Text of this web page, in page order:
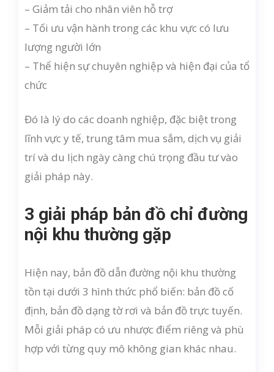
– Giảm tải cho nhân viên hỗ trợ
– Tối ưu vận hành trong các khu vực có lưu
lượng người lớn
– Thể hiện sự chuyên nghiệp và hiện đại của tổ
chức
Đó là lý do các doanh nghiệp, đặc biệt trong
lĩnh vực y tế, trung tâm mua sắm, dịch vụ giải
trí và du lịch ngày càng chú trọng đầu tư vào
giải pháp này.
3 giải pháp bản đồ chỉ đường
nội khu thường gặp
Hiện nay, bản đồ dẫn đường nội khu thường
tồn tại dưới 3 hình thức phổ biến: bản đồ cố
định, bản đồ dạng tờ rơi và bản đồ trực tuyến.
Mỗi giải pháp có ưu nhược điểm riêng và phù
hợp với từng quy mô không gian khác nhau.